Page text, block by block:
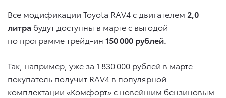
Все модификации Toyota RAV4 с двигателем 2,0
литра будут доступны в марте с выгодой
по программе трейд-ин 150 000 рублей.
Так, например, уже за 1 830 000 рублей в марте
покупатель получит RAV4 в популярной
комплектации «Комфорт» с новейшим бензиновым